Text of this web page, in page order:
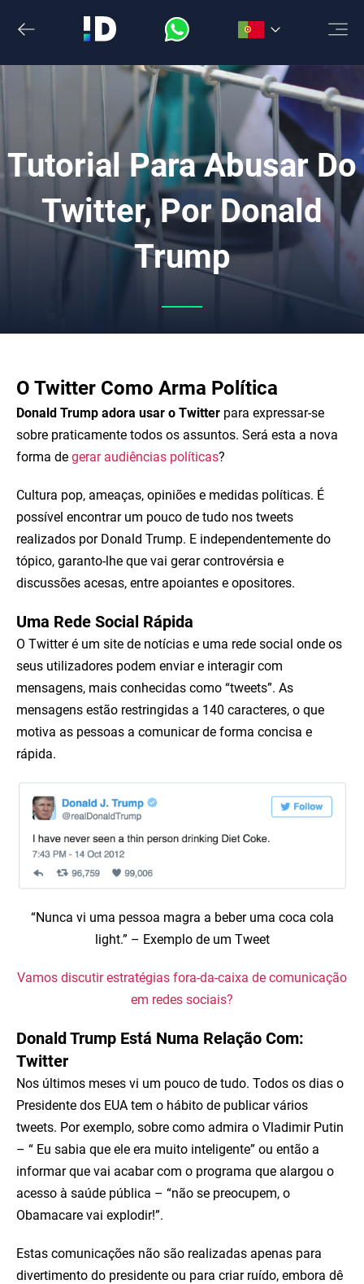
para
conteúdo
Tutorial Para Abusar Do
Twitter, Por Donald
Trump
O Twitter Como Arma Política
Donald Trump adora usar o Twitter para expressar-se
sobre praticamente todos os assuntos. Será esta a nova
forma de gerar audiências políticas?
Cultura pop, ameaças, opiniões e medidas políticas. É
possível encontrar um pouco de tudo nos tweets
realizados por Donald Trump. E independentemente do
tópico, garanto-lhe que vai gerar controvérsia e
discussões acesas, entre apoiantes e opositores.
Uma Rede Social Rápida
O Twitter é um site de notícias e uma rede social onde os
seus utilizadores podem enviar e interagir com
mensagens, mais conhecidas como “tweets”. As
mensagens estão restringidas a 140 caracteres, o que
motiva as pessoas a comunicar de forma concisa e
rápida.
“Nunca vi uma pessoa magra a beber uma coca cola
light.” – Exemplo de um Tweet
Vamos discutir estratégias fora-da-caixa de comunicação
em redes sociais?
Donald Trump Está Numa Relação Com:
Twitter
Nos últimos meses vi um pouco de tudo. Todos os dias o
Presidente dos EUA tem o hábito de publicar vários
tweets. Por exemplo, sobre como admira o Vladimir Putin
– “ Eu sabia que ele era muito inteligente” ou então a
informar que vai acabar com o programa que alargou o
acesso à saúde pública – “não se preocupem, o
Obamacare vai explodir!”.
Estas comunicações não são realizadas apenas para
divertimento do presidente ou para criar ruído, embora dê